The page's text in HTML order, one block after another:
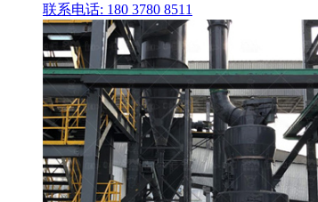
联系电话: 180 3780 8511